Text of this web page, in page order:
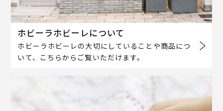
ホビーラホビーレについて
ホビーラホビーレの大切にしていることや商品につ
いて、こちらからご覧いただけます。